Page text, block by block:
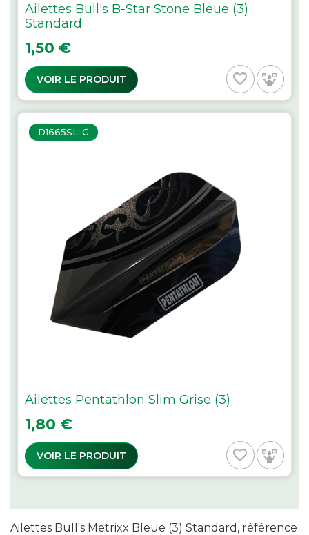
Ailettes Bull's B-Star Stone Bleue (3)
Standard
Prix
1,50 €
VOIR LE PRODUIT favorite_border
D1665SL-G
Ailettes Pentathlon Slim Grise (3)
Prix
1,80 €
VOIR LE PRODUIT favorite_border
Ailettes Bull's Metrixx Bleue (3) Standard, référence